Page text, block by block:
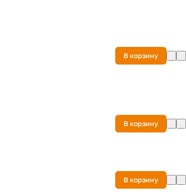
В корзину
В корзину
В корзину